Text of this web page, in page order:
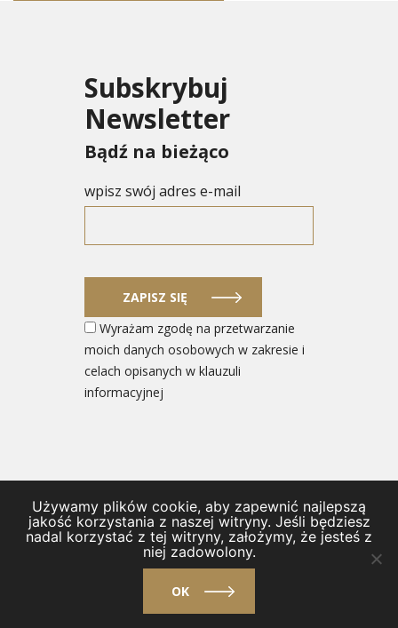
Subskrybuj
Newsletter
Bądź na bieżąco
wpisz swój adres e-mail
ZAPISZ SIĘ
Wyrażam zgodę na przetwarzanie
moich danych osobowych w zakresie i
celach opisanych w klauzuli
informacyjnej
© 2026 Ministerstwo Rozwoju i Technologii
Polityka prywatności i Deklaracja dostępności
Kontakt
Używamy plików cookie, aby zapewnić najlepszą
jakość korzystania z naszej witryny. Jeśli będziesz
nadal korzystać z tej witryny, założymy, że jesteś z
niej zadowolony.
OK